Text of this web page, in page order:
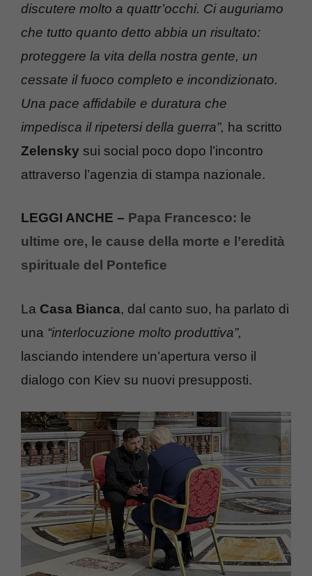
discutere molto a quattr’occhi. Ci auguriamo
che tutto quanto detto abbia un risultato:
proteggere la vita della nostra gente, un
cessate il fuoco completo e incondizionato.
Una pace affidabile e duratura che
impedisca il ripetersi della guerra”, ha scritto
Zelensky sui social poco dopo l’incontro
attraverso l’agenzia di stampa nazionale.
LEGGI ANCHE – Papa Francesco: le
ultime ore, le cause della morte e l’eredità
spirituale del Pontefice
La Casa Bianca, dal canto suo, ha parlato di
una “interlocuzione molto produttiva”,
lasciando intendere un’apertura verso il
dialogo con Kiev su nuovi presupposti.